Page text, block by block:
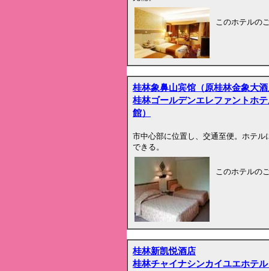
このホテルの
桂林象鼻山宾馆（原桂林金象大
桂林ゴールデンエレファントホ
館）
市中心部に位置し、交通至便。ホテ
できる。
このホテルの
桂林新凯悦酒店
桂林チャイナシンカイユエホテ